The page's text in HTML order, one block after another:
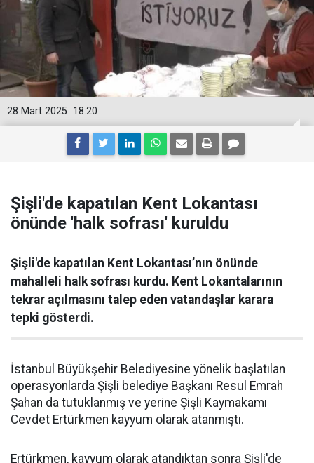
18:20
28 Mart 2025
Şişli'de kapatılan Kent Lokantası
önünde 'halk sofrası' kuruldu
Şişli'de kapatılan Kent Lokantası’nın önünde
mahalleli halk sofrası kurdu. Kent Lokantalarının
tekrar açılmasını talep eden vatandaşlar karara
tepki gösterdi.
İstanbul Büyükşehir Belediyesine yönelik başlatılan
operasyonlarda Şişli belediye Başkanı Resul Emrah
Şahan da tutuklanmış ve yerine Şişli Kaymakamı
Cevdet Ertürkmen kayyum olarak atanmıştı.
Ertürkmen, kayyum olarak atandıktan sonra Şişli'de